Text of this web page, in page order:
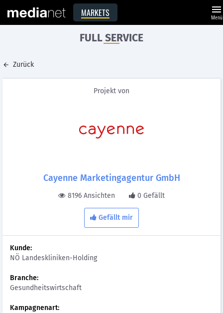
MARKETS menu
Menü
FULL SERVICE
Zurück
Projekt von
Cayenne Marketingagentur GmbH
8196 Ansichten 0 Gefällt
Gefällt mir
Kunde:
NÖ Landeskliniken-Holding
Branche:
Gesundheitswirtschaft
Kampagnenart: